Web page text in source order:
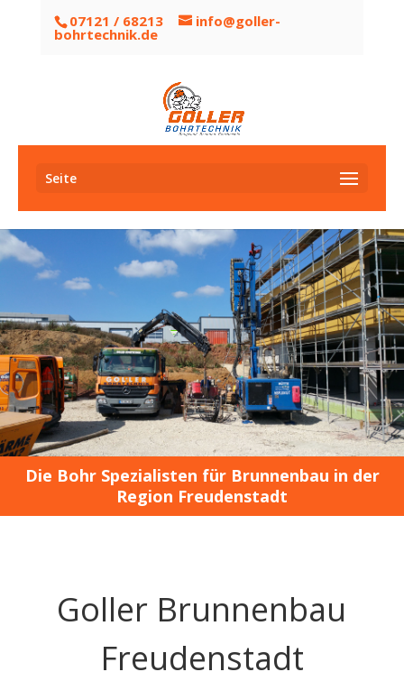
07121 / 68213 info@goller-
bohrtechnik.de
Die Bohr Spezialisten für Brunnenbau in der
Region Freudenstadt
Goller Brunnenbau
Freudenstadt